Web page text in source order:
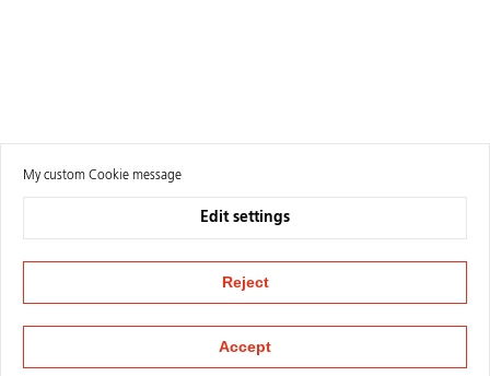
My custom Cookie message
Edit settings
Reject
Accept